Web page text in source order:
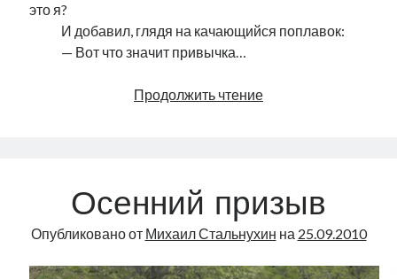
это я?
И добавил, глядя на качающийся поплавок:
— Вот что значит привычка…
Продолжить чтениеМедельинский
Осенний призыв
Опубликовано от Михаил Стальнухин на 25.09.2010